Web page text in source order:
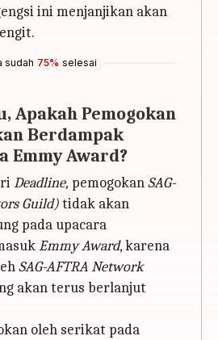
ini menjanjikan akan
sudah 75% selesai
Apakah Pemogokan
Berdampak
Emmy Award?
Deadline, pemogokanSAG-
Guild)tidak akan
pada upacara
Emmy Award, karena
SAG-AFTRA Network
akan terus berlanjut
oleh serikat pada